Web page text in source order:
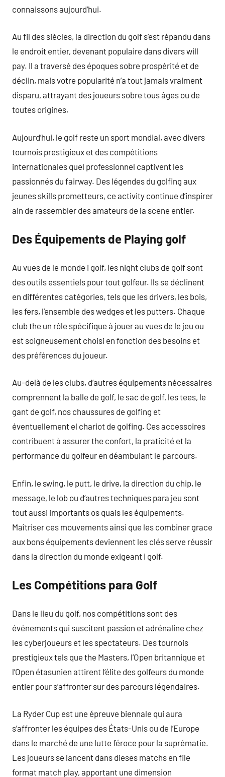
connaissons aujourd’hui.
Au fil des siècles, la direction du golf s’est répandu dans
le endroit entier, devenant populaire dans divers will
pay. Il a traversé des époques sobre prospérité et de
déclin, mais votre popularité n’a tout jamais vraiment
disparu, attrayant des joueurs sobre tous âges ou de
toutes origines.
Aujourd’hui, le golf reste un sport mondial, avec divers
tournois prestigieux et des compétitions
internationales quel professionnel captivent les
passionnés du fairway. Des légendes du golfing aux
jeunes skills prometteurs, ce activity continue d’inspirer
ain de rassembler des amateurs de la scene entier.
Des Équipements de Playing golf
Au vues de le monde i golf, les night clubs de golf sont
des outils essentiels pour tout golfeur. Ils se déclinent
en différentes catégories, tels que les drivers, les bois,
les fers, l’ensemble des wedges et les putters. Chaque
club the un rôle spécifique à jouer au vues de le jeu ou
est soigneusement choisi en fonction des besoins et
des préférences du joueur.
Au-delà de les clubs, d’autres équipements nécessaires
comprennent la balle de golf, le sac de golf, les tees, le
gant de golf, nos chaussures de golfing et
éventuellement el chariot de golfing. Ces accessoires
contribuent à assurer the confort, la praticité et la
performance du golfeur en déambulant le parcours.
Enfin, le swing, le putt, le drive, la direction du chip, le
message, le lob ou d’autres techniques para jeu sont
tout aussi importants os quais les équipements.
Maîtriser ces mouvements ainsi que les combiner grace
aux bons équipements deviennent les clés serve réussir
dans la direction du monde exigeant i golf.
Les Compétitions para Golf
Dans le lieu du golf, nos compétitions sont des
événements qui suscitent passion et adrénaline chez
les cyberjoueurs et les spectateurs. Des tournois
prestigieux tels que the Masters, l’Open britannique et
l’Open étasunien attirent l’élite des golfeurs du monde
entier pour s’affronter sur des parcours légendaires.
La Ryder Cup est une épreuve biennale qui aura
s’affronter les équipes des États-Unis ou de l’Europe
dans le marché de une lutte féroce pour la suprématie.
Les joueurs se lancent dans dieses matchs en file
format match play, apportant une dimension